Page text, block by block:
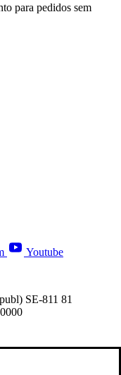
para pedidos sem
Youtube
SE-811 81